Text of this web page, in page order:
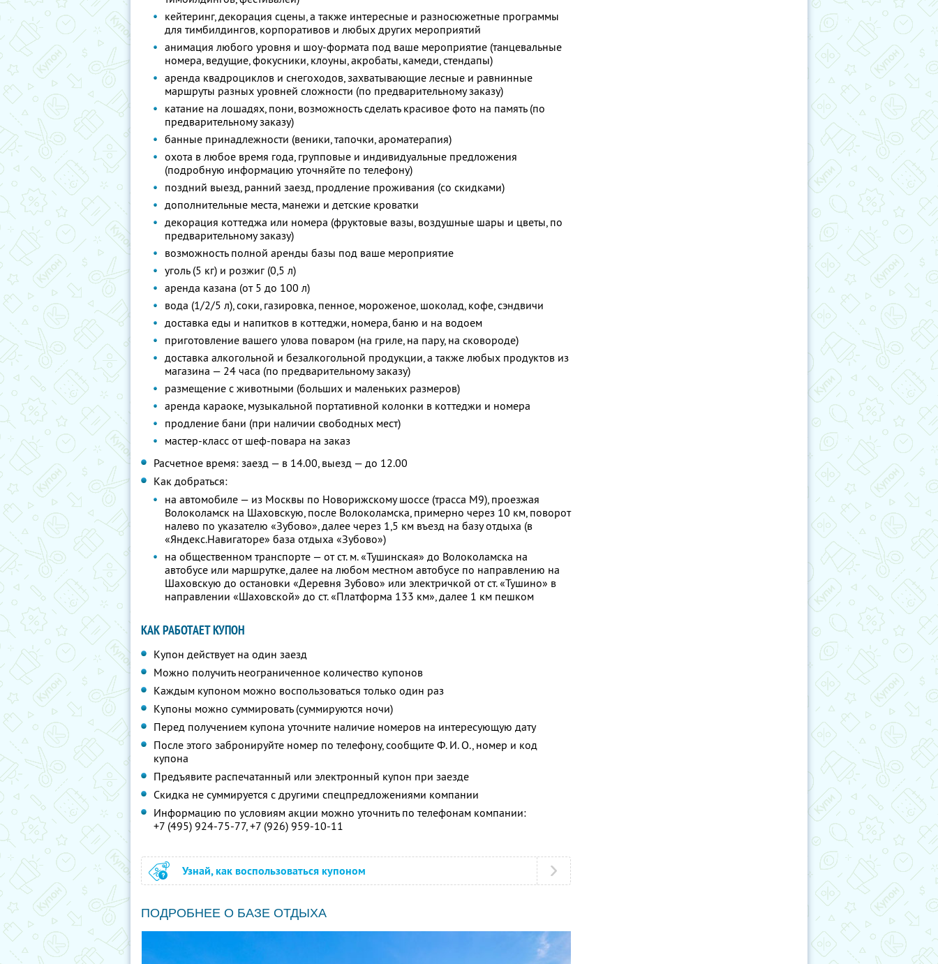
кейтеринг, декорация сцены, а также интересные и разносюжетные программы
для тимбилдингов, корпоративов и любых других мероприятий
анимация любого уровня и шоу-формата под ваше мероприятие (танцевальные
номера, ведущие, фокусники, клоуны, акробаты, камеди, стендапы)
аренда квадроциклов и снегоходов, захватывающие лесные и равнинные
маршруты разных уровней сложности (по предварительному заказу)
катание на лошадях, пони, возможность сделать красивое фото на память (по
предварительному заказу)
банные принадлежности (веники, тапочки, ароматерапия)
охота в любое время года, групповые и индивидуальные предложения
(подробную информацию уточняйте по телефону)
поздний выезд, ранний заезд, продление проживания (со скидками)
дополнительные места, манежи и детские кроватки
декорация коттеджа или номера (фруктовые вазы, воздушные шары и цветы, по
предварительному заказу)
возможность полной аренды базы под ваше мероприятие
уголь (5 кг) и розжиг (0,5 л)
аренда казана (от 5 до 100 л)
вода (1/2/5 л), соки, газировка, пенное, мороженое, шоколад, кофе, сэндвичи
доставка еды и напитков в коттеджи, номера, баню и на водоем
приготовление вашего улова поваром (на гриле, на пару, на сковороде)
доставка алкогольной и безалкогольной продукции, а также любых продуктов из
магазина — 24 часа (по предварительному заказу)
размещение с животными (больших и маленьких размеров)
аренда караоке, музыкальной портативной колонки в коттеджи и номера
продление бани (при наличии свободных мест)
мастер-класс от шеф-повара на заказ
Расчетное время: заезд — в 14.00, выезд — до 12.00
Как добраться:
на автомобиле — из Москвы по Новорижскому шоссе (трасса М9), проезжая
Волоколамск на Шаховскую, после Волоколамска, примерно через 10 км, поворот
налево по указателю «Зубово», далее через 1,5 км въезд на базу отдыха (в
«Яндекс.Навигаторе» база отдыха «Зубово»)
на общественном транспорте — от ст. м. «Тушинская» до Волоколамска на
автобусе или маршрутке, далее на любом местном автобусе по направлению на
Шаховскую до остановки «Деревня Зубово» или электричкой от ст. «Тушино» в
направлении «Шаховской» до ст. «Платформа 133 км», далее 1 км пешком
КАК РАБОТАЕТ КУПОН
Купон действует на один заезд
Можно получить неограниченное количество купонов
Каждым купоном можно воспользоваться только один раз
Купоны можно суммировать (суммируются ночи)
Перед получением купона уточните наличие номеров на интересующую дату
После этого забронируйте номер по телефону, сообщите Ф. И. О., номер и код
купона
Предъявите распечатанный или электронный купон при заезде
Скидка не суммируется с другими спецпредложениями компании
Информацию по условиям акции можно уточнить по телефонам компании:
+7 (495) 924-75-77, +7 (926) 959-10-11
Узнай, как воспользоваться купоном
ПОДРОБНЕЕ О БАЗЕ ОТДЫХА